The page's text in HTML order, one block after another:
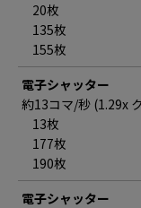
20枚
135枚
155枚
電子シャッター
約13コマ/秒 (1.29x
13枚
177枚
190枚
電子シャッター